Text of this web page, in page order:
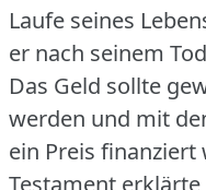
Laufe seines
er nach seinem
Das Geld sollte
werden und mit
ein Preis finanziert
Testament